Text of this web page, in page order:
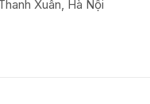
Xuân, Hà Nội